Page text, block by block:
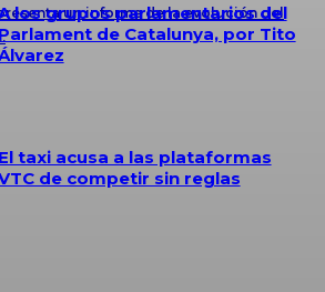
un informe de la evolución del
los grupos parlamentarios del
Parlament de Catalunya, por Tito
El taxi acusa a las plataformas
de competir sin reglas